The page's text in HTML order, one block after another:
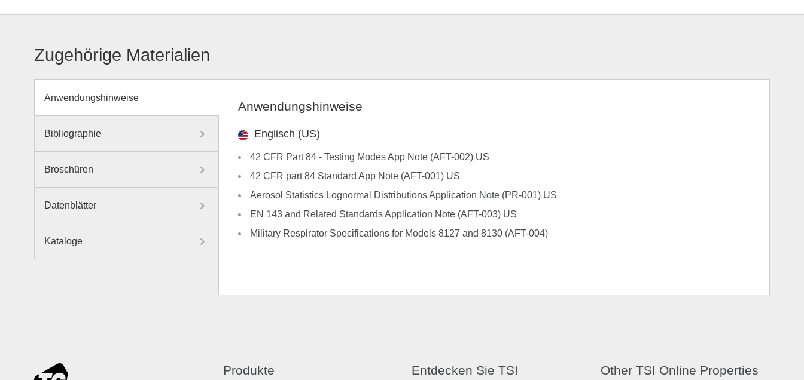
Zugehörige Materialien
Anwendungshinweise
Bibliographie
Broschüren
Datenblätter
Kataloge
Anwendungshinweise
Englisch (US)
42 CFR Part 84 - Testing Modes App Note (AFT-002) US
42 CFR part 84 Standard App Note (AFT-001) US
Aerosol Statistics Lognormal Distributions Application Note (PR-001) US
EN 143 and Related Standards Application Note (AFT-003) US
Military Respirator Specifications for Models 8127 and 8130 (AFT-004)
Produkte Entdecken Sie TSI Other TSI Online Properties